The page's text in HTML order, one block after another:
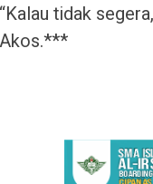
“Kalau tidak
Akos.***